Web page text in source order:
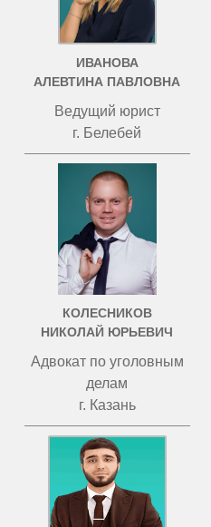
ИВАНОВА
АЛЕВТИНА ПАВЛОВНА
Ведущий юрист
г. Белебей
КОЛЕСНИКОВ
НИКОЛАЙ ЮРЬЕВИЧ
Адвокат по уголовным
делам
г. Казань